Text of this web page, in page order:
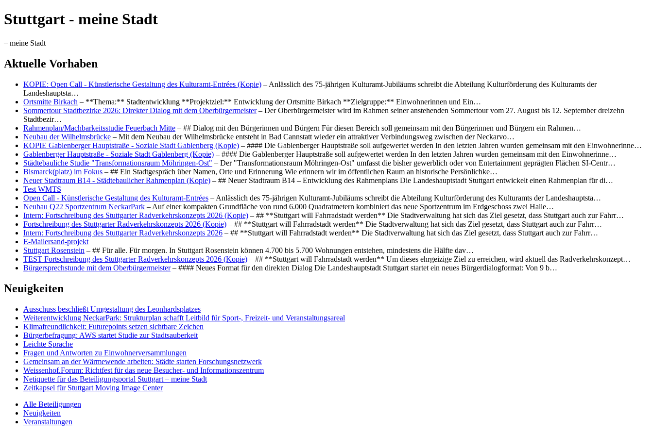
Stuttgart - meine Stadt
– meine Stadt
Aktuelle Vorhaben
KOPIE: Open Call - Künstlerische Gestaltung des Kulturamt-Entrées (Kopie) – Anlässlich des 75-jährigen Kulturamt-Jubiläums schreibt die Abteilung Kulturförderung des Kulturamts der
Landeshauptsta…
Ortsmitte Birkach – **Thema:** Stadtentwicklung **Projektziel:** Entwicklung der Ortsmitte Birkach **Zielgruppe:** Einwohnerinnen und Ein…
Sommertour Stadtbezirke 2026: Direkter Dialog mit dem Oberbürgermeister– Der Oberbürgermeister wird im Rahmen seiner anstehenden Sommertour vom 27. August bis 12. September dreizehn
Stadtbezir…
Rahmenplan/Machbarkeitsstudie Feuerbach Mitte – ## Dialog mit den Bürgerinnen und Bürgern Für diesen Bereich soll gemeinsam mit den Bürgerinnen und Bürgern ein Rahmen…
Neubau der Wilhelmsbrücke – Mit dem Neubau der Wilhelmsbrücke entsteht in Bad Cannstatt wieder ein attraktiver Verbindungsweg zwischen der Neckarvo…
KOPIE Gablenberger Hauptstraße - Soziale Stadt Gablenberg (Kopie) – #### Die Gablenberger Hauptstraße soll aufgewertet werden In den letzten Jahren wurden gemeinsam mit den Einwohnerinne…
Gablenberger Hauptstraße - Soziale Stadt Gablenberg (Kopie) – #### Die Gablenberger Hauptstraße soll aufgewertet werden In den letzten Jahren wurden gemeinsam mit den Einwohnerinne…
Städtebauliche Studie "Transformationsraum Möhringen-Ost" – Der "Transformationsraum Möhringen-Ost" umfasst die bisher gewerblich oder von Entertainment geprägten Flächen SI-Centr…
Bismarck(platz) im Fokus – ## Ein Stadtgespräch über Namen, Orte und Erinnerung Wie erinnern wir im öffentlichen Raum an historische Persönlichke…
Neuer Stadtraum B14 - Städtebaulicher Rahmenplan (Kopie) – ## Neuer Stadtraum B14 – Entwicklung des Rahmenplans Die Landeshauptstadt Stuttgart entwickelt einen Rahmenplan für di…
Test WMTS
Open Call - Künstlerische Gestaltung des Kulturamt-Entrées – Anlässlich des 75-jährigen Kulturamt-Jubiläums schreibt die Abteilung Kulturförderung des Kulturamts der Landeshauptsta…
Neubau Q22 Sportzentrum NeckarPark – Auf einer kompakten Grundfläche von rund 6.000 Quadratmetern kombiniert das neue Sportzentrum im Erdgeschoss zwei Halle…
Intern: Fortschreibung des Stuttgarter Radverkehrskonzepts 2026 (Kopie) – ## **Stuttgart will Fahrradstadt werden** Die Stadtverwaltung hat sich das Ziel gesetzt, dass Stuttgart auch zur Fahrr…
Fortschreibung des Stuttgarter Radverkehrskonzepts 2026 (Kopie) – ## **Stuttgart will Fahrradstadt werden** Die Stadtverwaltung hat sich das Ziel gesetzt, dass Stuttgart auch zur Fahrr…
Intern: Fortschreibung des Stuttgarter Radverkehrskonzepts 2026 – ## **Stuttgart will Fahrradstadt werden** Die Stadtverwaltung hat sich das Ziel gesetzt, dass Stuttgart auch zur Fahrr…
E-Mailersand-projekt
Stuttgart Rosenstein – ## Für alle. Für morgen. In Stuttgart Rosenstein können 4.700 bis 5.700 Wohnungen entstehen, mindestens die Hälfte dav…
TEST Fortschreibung des Stuttgarter Radverkehrskonzepts 2026 (Kopie) – ## **Stuttgart will Fahrradstadt werden** Um dieses ehrgeizige Ziel zu erreichen, wird aktuell das Radverkehrskonzept…
Bürgersprechstunde mit dem Oberbürgermeister– #### Neues Format für den direkten Dialog Die Landeshauptstadt Stuttgart startet ein neues Bürgerdialogformat: Von 9 b…
Neuigkeiten
Ausschuss beschließt Umgestaltung des Leonhards­platzes
Weiterentwicklung NeckarPark: Strukturplan schafft Leitbild für Sport-, Freizeit- und Veranstaltungsareal
Klimafreundlichkeit: Futurepoints setzen sichtbare Zeichen
Bürgerbefragung: AWS startet Studie zur Stadtsauberkeit
Leichte Sprache
Fragen und Antworten zu Einwohnerversammlungen
Gemeinsam an der Wärmewende arbeiten: Städte starten Forschungsnetzwerk
Weissenhof.Forum: Richtfest für das neue Besucher- und Informationszentrum
Netiquette für das Beteiligungsportal Stuttgart – meine Stadt
Zeitkapsel für Stuttgart Moving Image Center
Alle Beteiligungen
Neuigkeiten
Veranstaltungen